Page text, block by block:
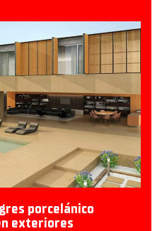
porcelánico
exteriores